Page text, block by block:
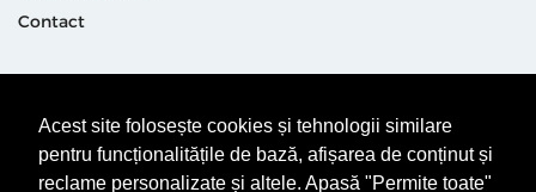
Acest site folosește cookies și tehnologii similare
pentru funcționalitățile de bază, afișarea de conținut și
reclame personalizate și altele. Apasă "Permite toate"
Contact